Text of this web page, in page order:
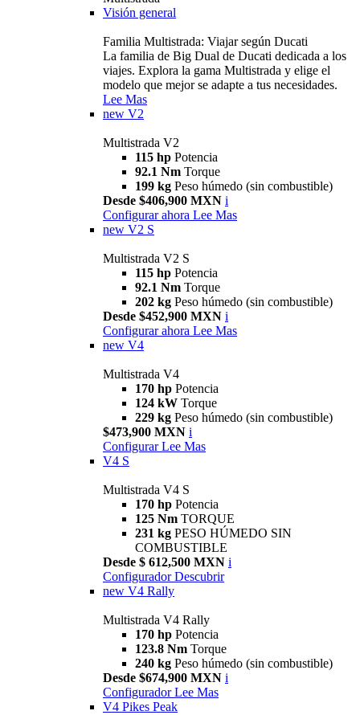
Visión general
Familia Multistrada: Viajar según Ducati
La familia de Big Dual de Ducati dedicada a los
viajes. Explora la gama Multistrada y elige el
modelo que mejor se adapte a tus necesidades.
Lee Mas
new V2
Multistrada V2
115 hp Potencia
92.1 Nm Torque
199 kg Peso húmedo (sin combustible)
Desde $406,900 MXN i
Configurar ahora Lee Mas
new V2 S
Multistrada V2 S
115 hp Potencia
92.1 Nm Torque
202 kg Peso húmedo (sin combustible)
Desde $452,900 MXN i
Configurar ahora Lee Mas
new V4
Multistrada V4
170 hp Potencia
124 kW Torque
229 kg Peso húmedo (sin combustible)
$473,900 MXN i
Configurar Lee Mas
V4 S
Multistrada V4 S
170 hp Potencia
125 Nm TORQUE
231 kg PESO HÚMEDO SIN
COMBUSTIBLE
Desde $ 612,500 MXN i
Configurador Descubrir
new V4 Rally
Multistrada V4 Rally
170 hp Potencia
123.8 Nm Torque
240 kg Peso húmedo (sin combustible)
Desde $674,900 MXN i
Configurador Lee Mas
V4 Pikes Peak